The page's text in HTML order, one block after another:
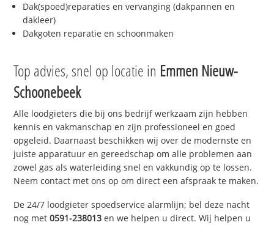
Dak(spoed)reparaties en vervanging (dakpannen en
dakleer)
Dakgoten reparatie en schoonmaken
Top advies, snel op locatie in Emmen Nieuw-
Schoonebeek
Alle loodgieters die bij ons bedrijf werkzaam zijn hebben
kennis en vakmanschap en zijn professioneel en goed
opgeleid. Daarnaast beschikken wij over de modernste en
juiste apparatuur en gereedschap om alle problemen aan
zowel gas als waterleiding snel en vakkundig op te lossen.
Neem contact met ons op om direct een afspraak te maken.
De 24/7 loodgieter spoedservice alarmlijn; bel deze nacht
nog met0591-238013 en we helpen u direct. Wij helpen u